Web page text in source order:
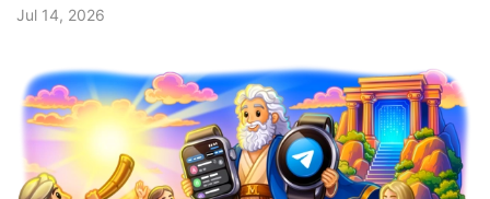
Jul 14, 2026